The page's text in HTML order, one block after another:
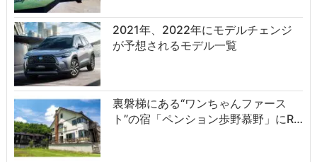
2021年、2022年にモデルチェンジ
が予想されるモデル一覧
裏磐梯にある“ワンちゃんファース
ト”の宿「ペンション歩野慕野」にR…